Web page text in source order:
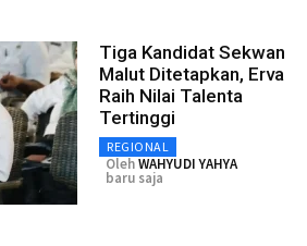
Tiga Kandidat Sekwan
Malut Ditetapkan, Erva
Raih Nilai Talenta
Tertinggi
REGIONAL
OlehWAHYUDI YAHYA
baru saja